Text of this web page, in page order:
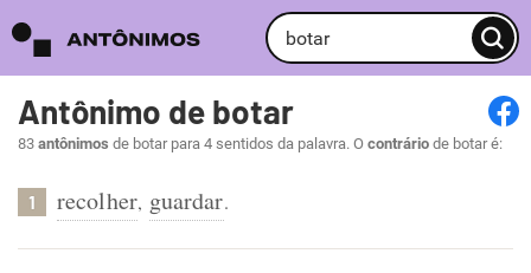
Antônimo de botar
83 antônimos de botar para 4 sentidos da palavra. O contrário de botar é:
1 recolher, guardar.